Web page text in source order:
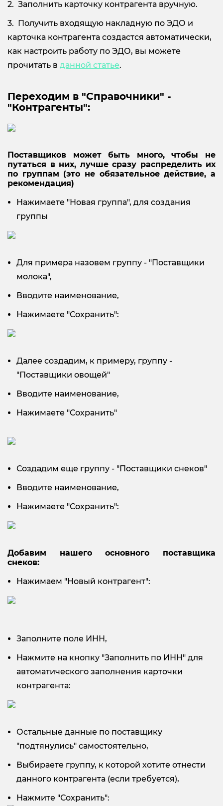
Заполнить карточку контрагента вручную.
Получить входящую накладную по ЭДО и
карточка контрагента создастся автоматически,
как настроить работу по ЭДО, вы можете
прочитать в данной статье.
Переходим в "Справочники" -
"Контрагенты":
Поставщиков может быть много, чтобы не
путаться в них, лучше сразу распределить их
по группам (это не обязательное действие, а
рекомендация)
Нажимаете "Новая группа", для создания
группы
Для примера назовем группу - "Поставщики
молока",
Вводите наименование,
Нажимаете "Сохранить":
Далее создадим, к примеру, группу -
"Поставщики овощей"
Вводите наименование,
Нажимаете "Сохранить"
Создадим еще группу - "Поставщики снеков"
Вводите наименование,
Нажимаете "Сохранить":
Добавим нашего основного поставщика
снеков:
Нажимаем "Новый контрагент":
Заполните поле ИНН,
Нажмите на кнопку "Заполнить по ИНН" для
автоматического заполнения карточки
контрагента:
Остальные данные по поставщику
"подтянулись" самостоятельно,
Выбираете группу, к которой хотите отнести
данного контрагента (если требуется),
Нажмите "Сохранить":